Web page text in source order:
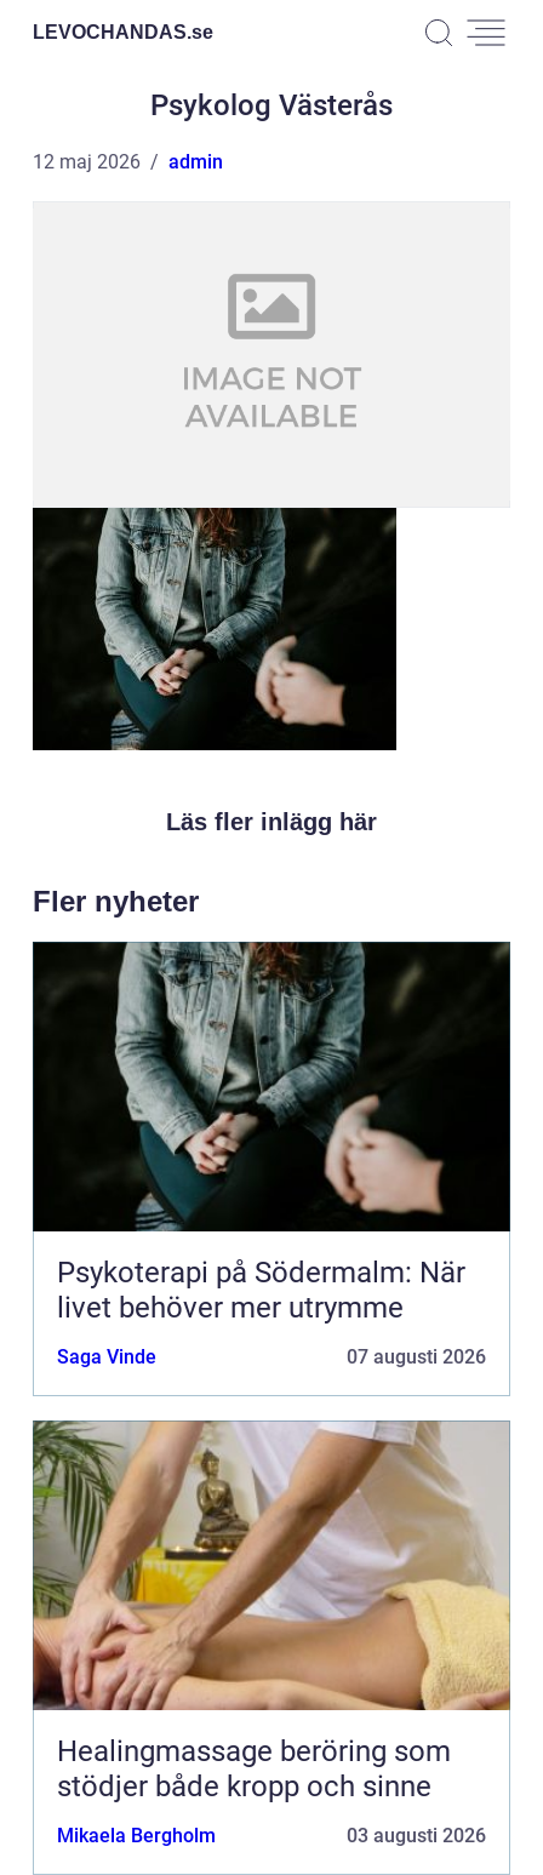
LEVOCHANDAS.se
Psykolog Västerås
12 maj 2026 admin
Läs fler inlägg här
Fler nyheter
Psykoterapi på Södermalm: När
livet behöver mer utrymme
Saga Vinde 07 augusti 2026
Healingmassage beröring som
stödjer både kropp och sinne
Mikaela Bergholm 03 augusti 2026